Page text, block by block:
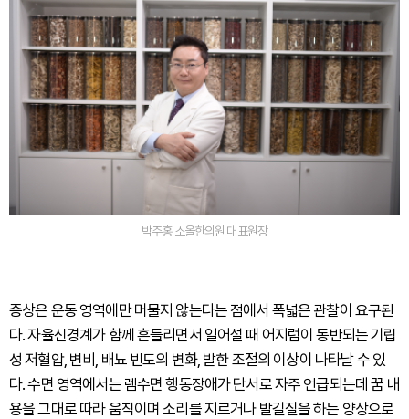
박주홍 소올한의원 대표원장
증상은 운동 영역에만 머물지 않는다는 점에서 폭넓은 관찰이 요구된
다. 자율신경계가 함께 흔들리면서 일어설 때 어지럼이 동반되는 기립
성 저혈압, 변비, 배뇨 빈도의 변화, 발한 조절의 이상이 나타날 수 있
다. 수면 영역에서는 렘수면 행동장애가 단서로 자주 언급되는데 꿈 내
용을 그대로 따라 움직이며 소리를 지르거나 발길질을 하는 양상으로